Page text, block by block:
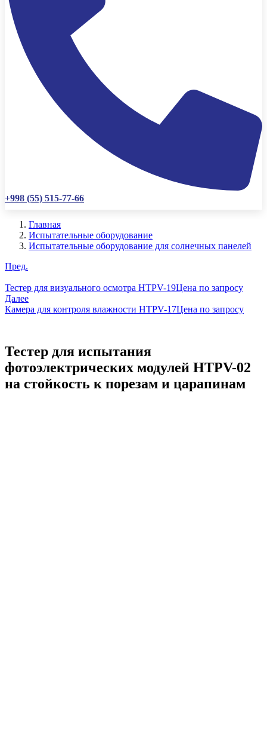
+998 (55) 515-77-66
Главная
Испытательные оборудование
Испытательные оборудование для солнечных панелей
Пред.
Тестер для визуального осмотра HTPV-19Цена по запросу
Далее
Камера для контроля влажности HTPV-17Цена по запросу
Тестер для испытания
фотоэлектрических модулей HTPV-02
на стойкость к порезам и царапинам